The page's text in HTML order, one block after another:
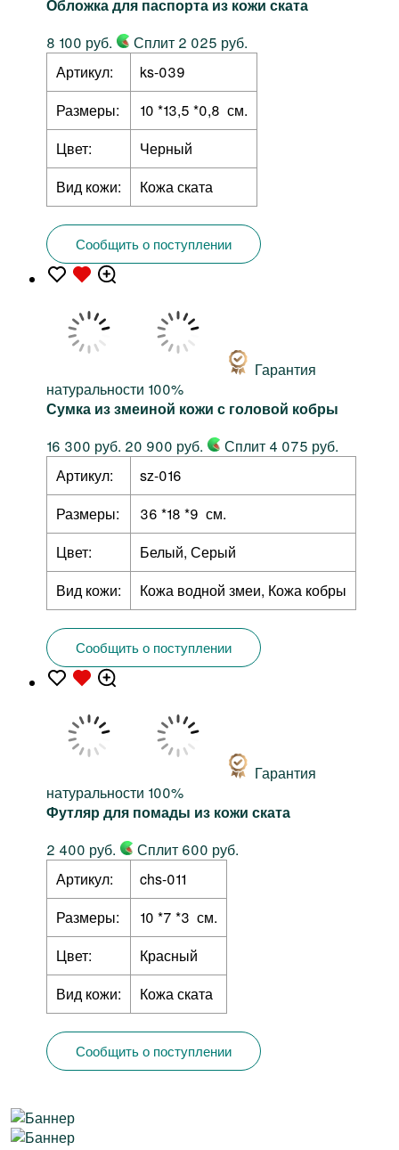
Обложка для паспорта из кожи ската
8 100 руб.
Сплит 2 025 руб.
Артикул:
ks-039
Размеры:
10 *13,5 *0,8 см.
Цвет:
Черный
Вид кожи:
Кожа ската
Сообщить о поступлении
Гарантия
натуральности 100%
Сумка из змеиной кожи с головой кобры
16 300 руб. 20 900 руб.
Сплит 4 075 руб.
Артикул:
sz-016
Размеры:
36 *18 *9 см.
Цвет:
Белый, Серый
Вид кожи:
Кожа водной змеи, Кожа кобры
Сообщить о поступлении
Гарантия
натуральности 100%
Футляр для помады из кожи ската
2 400 руб.
Сплит 600 руб.
Артикул:
chs-011
Размеры:
10 *7 *3 см.
Цвет:
Красный
Вид кожи:
Кожа ската
Сообщить о поступлении